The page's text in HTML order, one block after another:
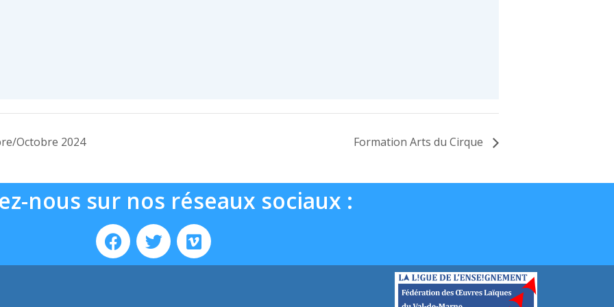
Octobre 2024 Formation Arts du Cirque
nous sur nos réseaux sociaux :